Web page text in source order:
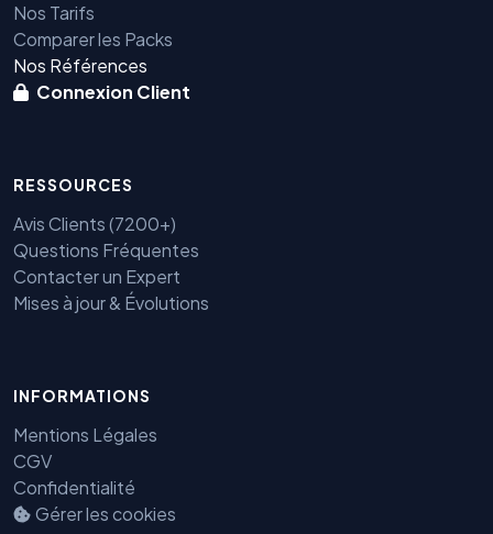
Nos Tarifs
Comparer les Packs
Nos Références
Connexion Client
RESSOURCES
Avis Clients (7200+)
Questions Fréquentes
Contacter un Expert
Mises à jour & Évolutions
INFORMATIONS
Mentions Légales
CGV
Confidentialité
Gérer les cookies